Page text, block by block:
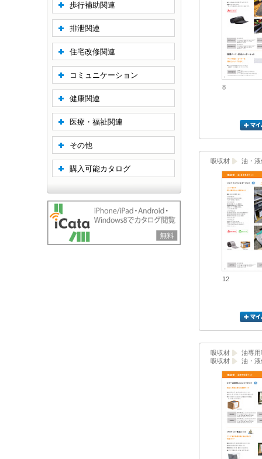
8
吸収材 油・
12
吸収材
油専
吸収材
油・
歩行補助関連
排泄関連
住宅改修関連
コミュニケーション
健康関連
医療・福祉関連
その他
購入可能カタログ